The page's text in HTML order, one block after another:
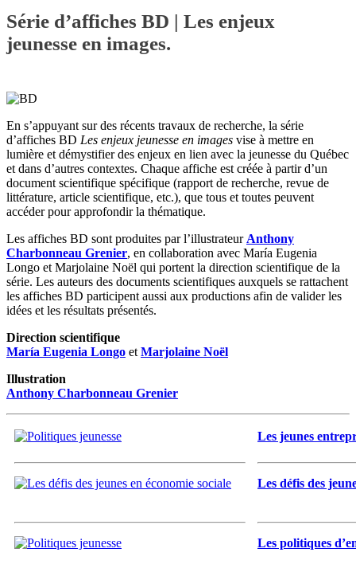
Série d’affiches BD | Les enjeux
jeunesse en images.
En s’appuyant sur des récents travaux de recherche, la série
d’affiches BD Les enjeux jeunesse en images vise à mettre en
lumière et démystifier des enjeux en lien avec la jeunesse du Québec
et dans d’autres contextes. Chaque affiche est créée à partir d’un
document scientifique spécifique (rapport de recherche, revue de
littérature, article scientifique, etc.), que tous et toutes peuvent
accéder pour approfondir la thématique.
Les affiches BD sont produites par l’illustrateur Anthony
Charbonneau Grenier, en collaboration avec María Eugenia
Longo et Marjolaine Noël qui portent la direction scientifique de la
série. Les auteurs des documents scientifiques auxquels se rattachent
les affiches BD participent aussi aux productions afin de valider les
idées et les résultats présentés.
Direction scientifique
María Eugenia Longo et Marjolaine Noël
Illustration
Anthony Charbonneau Grenier
Les jeunes
Les défis des
Les politiques